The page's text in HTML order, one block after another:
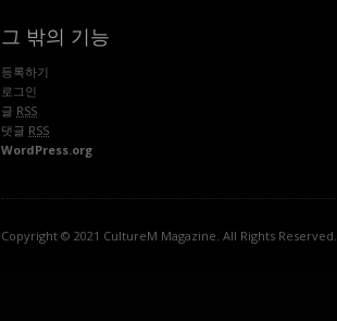
그 밖의 기능
등록하기
로그인
글 RSS
댓글 RSS
WordPress.org
Copyright © 2021 CultureM Magazine. All Rights Reserved.